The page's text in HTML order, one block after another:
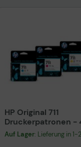
HP Original 711
Druckerpatronen -
Multipack (CZ130A,
CZ132A, CZ129A)
Auf Lager: Lieferung in